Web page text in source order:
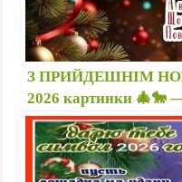
З ПРИЙДЕШНІМ
2026 картинки 🎄🐎
роком Коня у прозі,
31 12 2025; 01 01 2026